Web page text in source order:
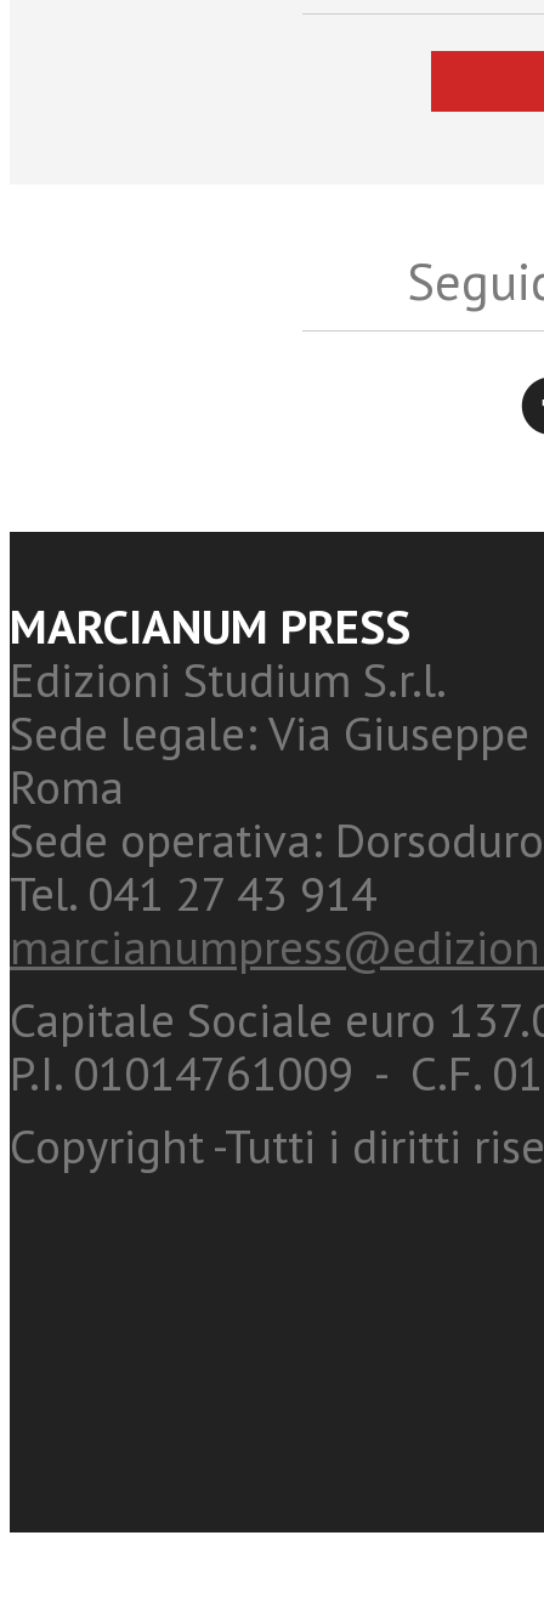
MARCIANUM PRESS
Edizioni Studium S.r.l.
Sede legale: Via
Roma
Sede operativa:
Tel. 041 27 43 914
Capitale Sociale euro
P.I. 01014761009 - C.F.
Copyright -Tutti i diritti